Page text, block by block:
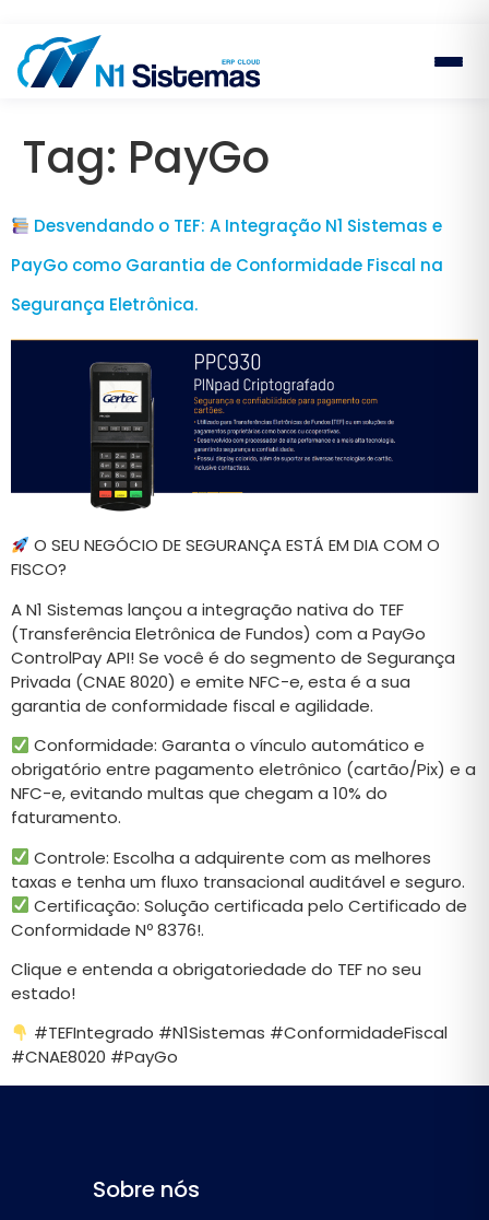
Tag: PayGo
Desvendando o TEF: A Integração N1 Sistemas e
PayGo como Garantia de Conformidade Fiscal na
Segurança Eletrônica.
O SEU NEGÓCIO DE SEGURANÇA ESTÁ EM DIA COM O
FISCO?
A N1 Sistemas lançou a integração nativa do TEF
(Transferência Eletrônica de Fundos) com a PayGo
ControlPay API! Se você é do segmento de Segurança
Privada (CNAE 8020) e emite NFC-e, esta é a sua
garantia de conformidade fiscal e agilidade.
Conformidade: Garanta o vínculo automático e
obrigatório entre pagamento eletrônico (cartão/Pix) e a
NFC-e, evitando multas que chegam a 10% do
faturamento.
Controle: Escolha a adquirente com as melhores
taxas e tenha um fluxo transacional auditável e seguro.
Certificação: Solução certificada pelo Certificado de
Conformidade Nº 8376!.
Clique e entenda a obrigatoriedade do TEF no seu
estado!
#TEFIntegrado #N1Sistemas #ConformidadeFiscal
#CNAE8020 #PayGo
Sobre nós